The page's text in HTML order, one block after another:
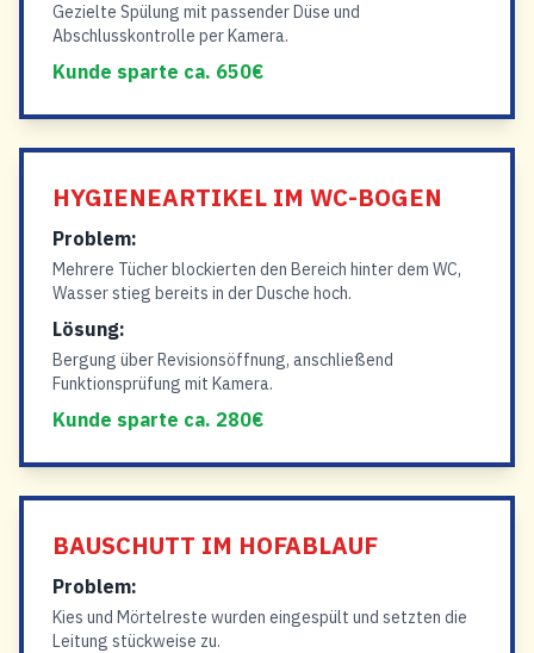
Gezielte Spülung mit passender Düse und
Abschlusskontrolle per Kamera.
Kunde sparte ca. 650€
HYGIENEARTIKEL IM WC-BOGEN
Problem:
Mehrere Tücher blockierten den Bereich hinter dem WC,
Wasser stieg bereits in der Dusche hoch.
Lösung:
Bergung über Revisionsöffnung, anschließend
Funktionsprüfung mit Kamera.
Kunde sparte ca. 280€
BAUSCHUTT IM HOFABLAUF
Problem:
Kies und Mörtelreste wurden eingespült und setzten die
Leitung stückweise zu.